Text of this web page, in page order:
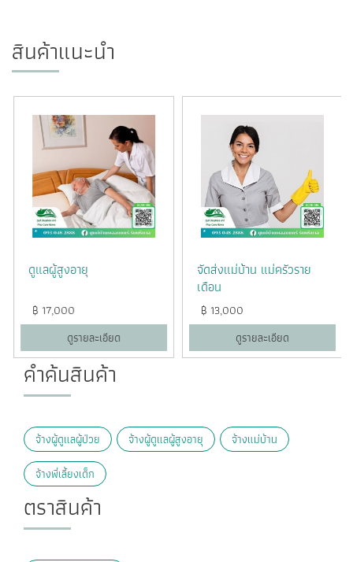
สินค้าแนะนำ
ดูแลผู้สูงอายุ
฿17,000
ดูรายละเอียด
จัดส่งแม่บ้าน แม่ครัวราย
เดือน
฿13,000
ดูรายละเอียด
คำค้นสินค้า
จ้างผู้ดูแลผู้ป่วย จ้างผู้ดูแลผู้สูงอายุ
จ้างแม่บ้าน
จ้างพี่เลี้ยงเด็ก
ตราสินค้า